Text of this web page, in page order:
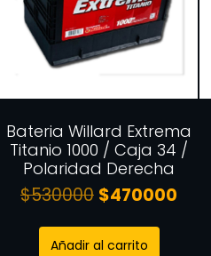
Bateria Willard Extrema
Titanio 1000 / Caja 34 /
Polaridad Derecha
$530000 $470000
Añadir al carrito